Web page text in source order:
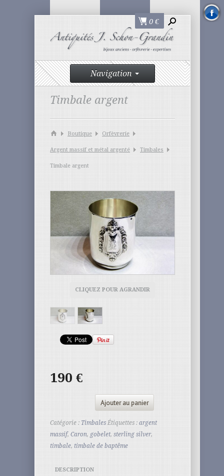
0 €
Navigation
Timbale argent
Boutique Orfèvrerie
Argent massif et métal argenté Timbales
Timbale argent
CLIQUEZ POUR AGRANDIR
190 €
Ajouter au panier
Catégorie : Timbales Étiquettes : argent
massif, Caron, gobelet, sterling silver,
timbale, timbale de baptême
DESCRIPTION